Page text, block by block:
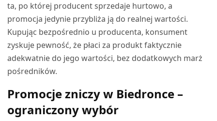
ta, po której producent sprzedaje hurtowo, a
promocja jedynie przybliża ją do realnej wartości.
Kupując bezpośrednio u producenta, konsument
zyskuje pewność, że płaci za produkt faktycznie
adekwatnie do jego wartości, bez dodatkowych marż
pośredników.
Promocje zniczy w Biedronce –
ograniczony wybór